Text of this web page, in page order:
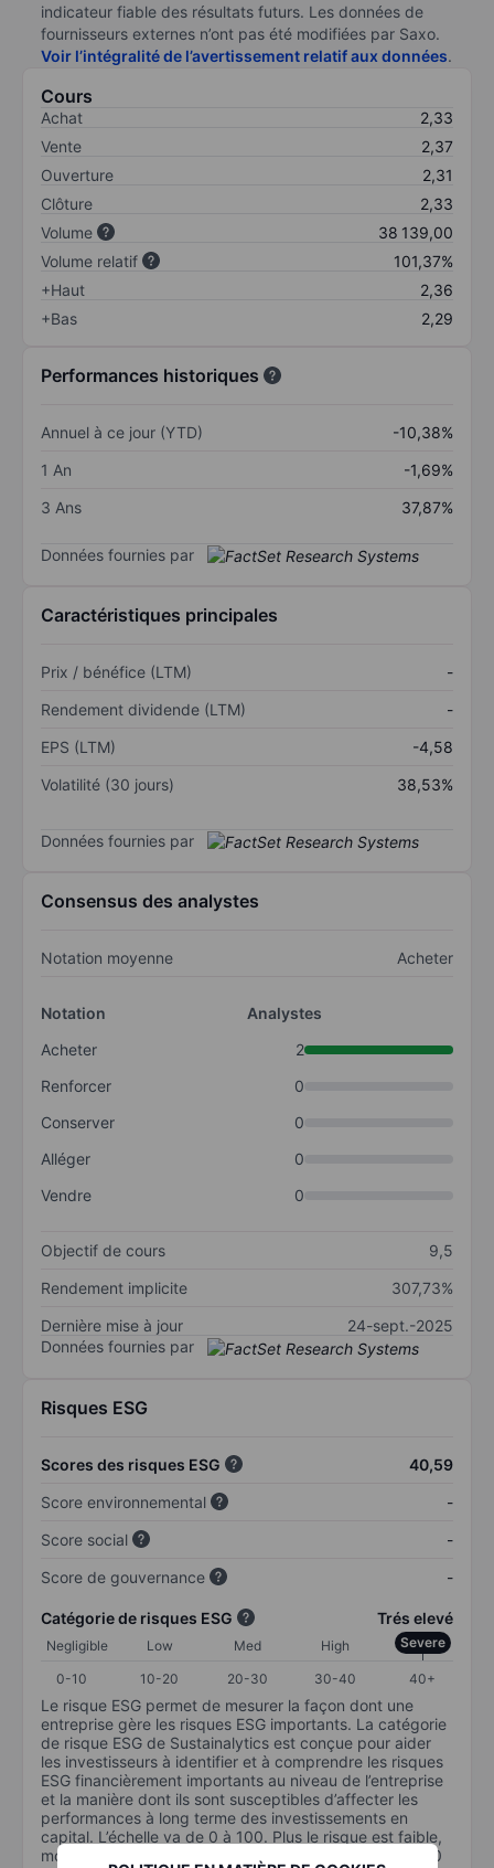
indicateur fiable des résultats futurs. Les données de
fournisseurs externes n’ont pas été modifiées par Saxo.
Voir l’intégralité de l’avertissement relatif aux données.
Cours
Achat
2,33
Vente
2,37
Ouverture
2,31
Clôture
2,33
Volume
38 139,00
Volume relatif
101,37%
+Haut
2,36
+Bas
2,29
Performances historiques
Annuel à ce jour (YTD)
-10,38%
1 An
-1,69%
3 Ans
37,87%
Données fournies par
Caractéristiques principales
Prix / bénéfice (LTM)
-
Rendement dividende (LTM)
-
EPS (LTM)
-4,58
Volatilité (30 jours)
38,53%
Données fournies par
Consensus des analystes
Notation moyenne Acheter
Notation
Analystes
Acheter
2
Renforcer
0
Conserver
0
Alléger
0
Vendre
0
Objectif de cours
9,5
Rendement implicite
307,73%
Dernière mise à jour
24-sept.-2025
Données fournies par
Risques ESG
Scores des risques ESG
40,59
Score environnemental
-
Score social
-
Score de gouvernance
-
Catégorie de risques ESG Trés elevé
Negligible Low Med High Severe
0-10 10-20 20-30 30-40 40+
Le risque ESG permet de mesurer la façon dont une
entreprise gère les risques ESG importants. La catégorie
de risque ESG de Sustainalytics est conçue pour aider
les investisseurs à identifier et à comprendre les risques
ESG financièrement importants au niveau de l’entreprise
et la manière dont ils sont susceptibles d’affecter les
performances à long terme des investissements en
capital. L’échelle va de 0 à 100. Plus le risque est faible,
moins il est important (0 équivaut à aucun risque et 100